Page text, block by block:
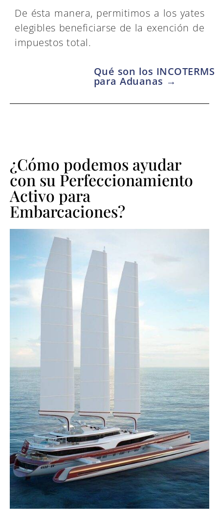
De ésta manera, permitimos a los yates
elegibles beneficiarse de la exención de
impuestos total.
Qué son los INCOTERMS
para Aduanas →
¿Cómo podemos ayudar
con su Perfeccionamiento
Activo para
Embarcaciones?